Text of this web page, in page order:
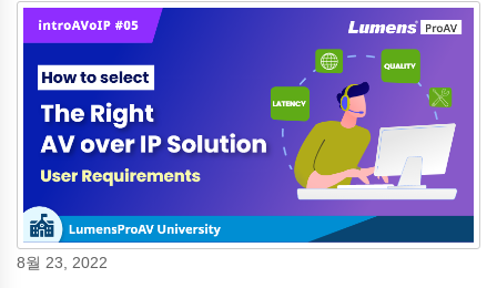
8월 23, 2022